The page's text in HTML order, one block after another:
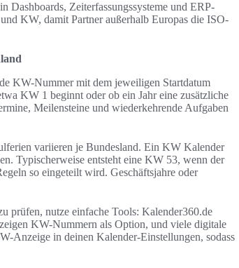
Dashboards, Zeiterfassungssysteme und ERP-
KW, damit Partner außerhalb Europas die ISO-
KW-Nummer mit dem jeweiligen Startdatum
KW 1 beginnt oder ob ein Jahr eine zusätzliche
Meilensteine und wiederkehrende Aufgaben
variieren je Bundesland. Ein KW Kalender
Typischerweise entsteht eine KW 53, wenn der
so eingeteilt wird. Geschäftsjahre oder
prüfen, nutze einfache Tools: Kalender360.de
KW-Nummern als Option, und viele digitale
Anzeige in deinen Kalender-Einstellungen, sodass